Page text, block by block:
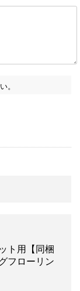
。
ト用【同梱
フローリン